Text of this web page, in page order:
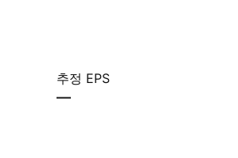
추정 EPS
—